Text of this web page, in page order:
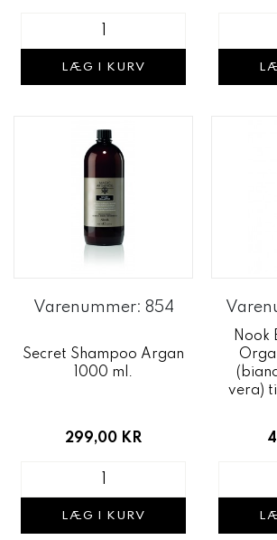
LÆG I KURV
Varenummer: 854
Secret Shampoo Argan
1000 ml.
299,00 KR
LÆG I KURV
Nook
vera)